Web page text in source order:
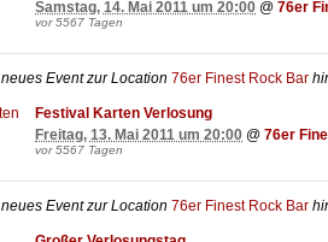
Samstag, 14. Mai 2011 um 20:00 @ 76er
vor 5567 Tagen
Event zur Location 76er Finest Rock Bar
Festival Karten Verlosung
Freitag, 13. Mai 2011 um 20:00 @ 76er
vor 5567 Tagen
Event zur Location 76er Finest Rock Bar